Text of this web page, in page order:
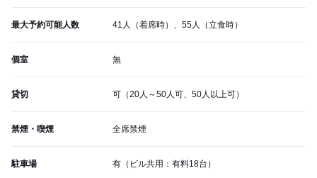
最大予約可能人数 41人（着席時）、55人（立食時）
個室 無
貸切 可（20人～50人可、50人以上可）
禁煙・喫煙 全席禁煙
駐車場 有（ビル共用：有料18台）